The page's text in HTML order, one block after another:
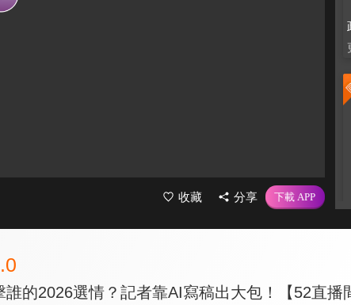
收藏 分享
誰的2026選情？記者靠AI寫稿出大包！【52直播